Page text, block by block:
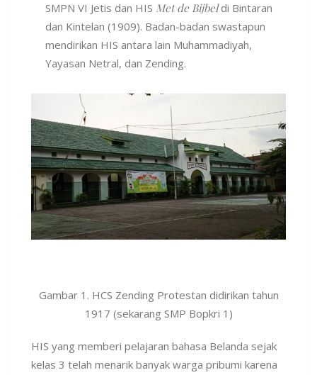
SMPN VI Jetis dan HIS Met de Bijbeldi Bintaran
dan Kintelan (1909). Badan-badan swastapun
mendirikan HIS antara lain Muhammadiyah,
Yayasan Netral, dan Zending.
Gambar 1. HCS Zending Protestan didirikan tahun
1917 (sekarang SMP Bopkri 1)
HIS yang memberi pelajaran bahasa Belanda sejak
kelas 3 telah menarik banyak warga pribumi karena